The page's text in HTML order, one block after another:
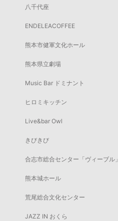
八千代座
ENDELEACOFFEE
熊本市健軍文化ホール
熊本県立劇場
Music Bar ドミナント
ヒロミキッチン
Live&bar Owl
きびきび
合志市総合センター「ヴィーブル」
熊本城ホール
荒尾総合文化センター
JAZZ IN おくら